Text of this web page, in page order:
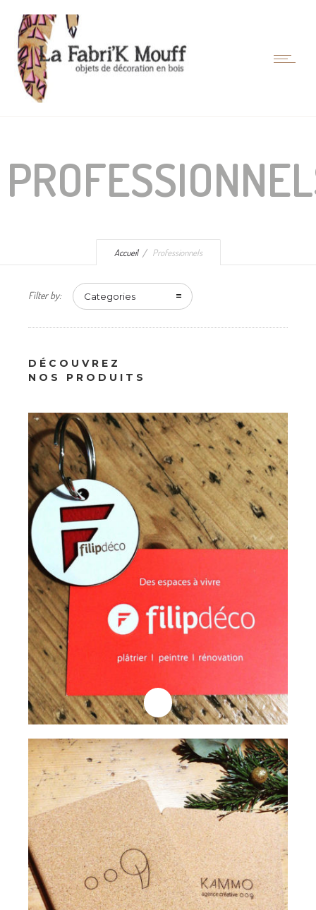
Accueil Professionnels
Filter by: Categories
DÉCOUVREZ
NOS PRODUITS
Lire la suite
Professionnels
Goodies